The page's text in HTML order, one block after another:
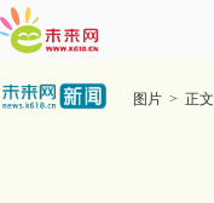
图片 > 正文